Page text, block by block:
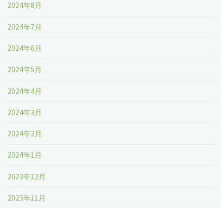
2024年8月
2024年7月
2024年6月
2024年5月
2024年4月
2024年3月
2024年2月
2024年1月
2023年12月
2023年11月